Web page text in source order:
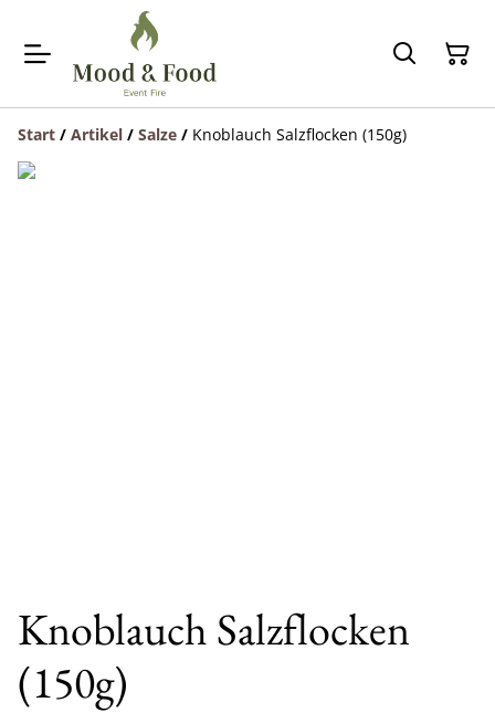
Start / Artikel / Salze / Knoblauch Salzflocken (150g)
Knoblauch Salzflocken
(150g)